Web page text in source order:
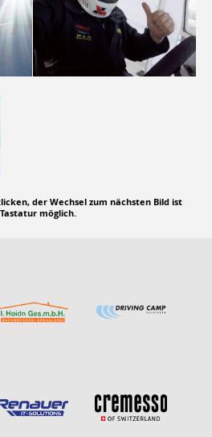
der Wechsel zum nächsten Bild ist
möglich.